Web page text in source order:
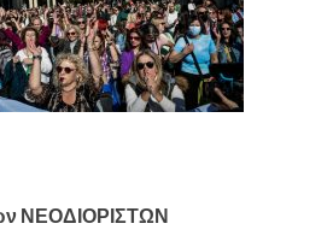
ΝΕΟΔΙΟΡΙΣΤΩΝ